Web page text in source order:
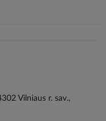
Vilniaus r. sav.,